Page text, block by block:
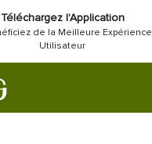
Téléchargez l'Application
de la Meilleure Expérience
Utilisateur